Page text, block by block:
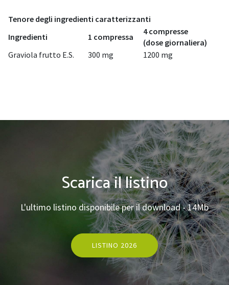
Tenore degli ingredienti caratterizzanti
Ingredienti
1 compressa
4 compresse
(dose giornaliera)
Graviola frutto E.S.
300 mg 1200 mg
Scarica il listino
L'ultimo listino disponibile per il download - 14Mb
LISTINO 2026